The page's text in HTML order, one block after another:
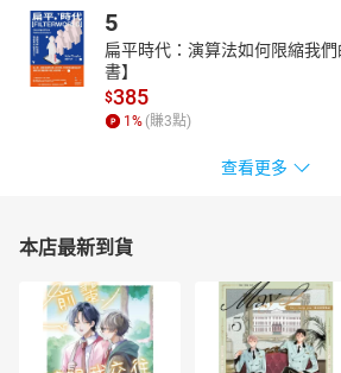
一位小個子、禿頭、蓄山羊鬍的俄國人，
陪同下，登上蘇黎世的一列火車。以流亡人
將被載入歷史。兼具小說的可讀性和豐富的
了列寧從德國經過瑞典和芬蘭，前往俄羅斯
——鍾斯，《觀察家報》
作者是經驗豐富而充滿熱忱的俄國史學家
梅里杜爾是最重要的俄國史研究者。本書
技術、大人物、官方失誤、軍事史與各種
人》
梅里杜爾的敘事得力於她的透澈研究，也
彷彿命運般的變化，如何始於一個看似不
5
扁平時代：演算法如何限縮我
書】
$385
1 % (賺3點)
查看更多
本店最新到貨